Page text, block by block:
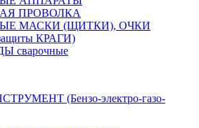
ПРОВОЛКА
МАСКИ (ЩИТКИ), ОЧКИ
КРАГИ)
сварочные
(Бензо-электро-газо-